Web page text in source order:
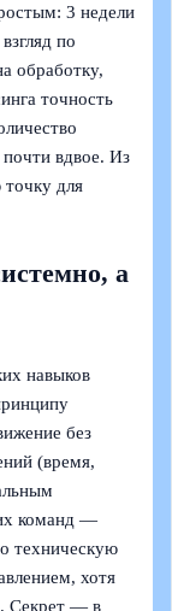
3 недели
по
обработку,
точность
почти вдвое. Из
точку для
а
навыков
без
(время,
команд —
техническую
хотя
Секрет — в